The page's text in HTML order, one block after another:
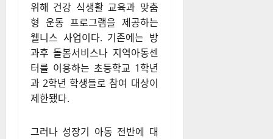
위해 건강 식생활 교육과 맞춤
형 운동 프로그램을 제공하는
웰니스 사업이다. 기존에는 방
과후 돌봄서비스나 지역아동센
터를 이용하는 초등학교 1학년
과 2학년 학생들로 참여 대상이
제한됐다.
그러나 성장기 아동 전반에 대